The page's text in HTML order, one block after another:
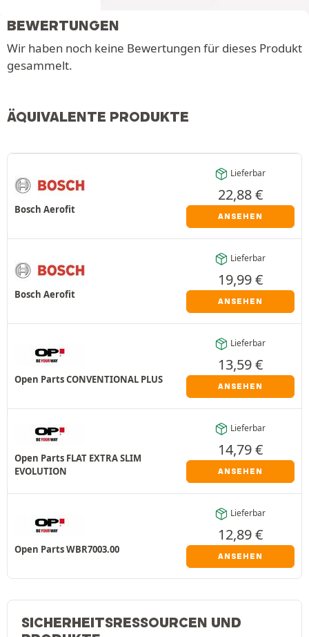
BEWERTUNGEN
Wir haben noch keine Bewertungen für dieses Produkt
gesammelt.
ÄQUIVALENTE PRODUKTE
Bosch Aerofit
Lieferbar
22,88€
ANSEHEN
Bosch Aerofit
Lieferbar
19,99€
ANSEHEN
Open Parts CONVENTIONAL PLUS
Lieferbar
13,59€
ANSEHEN
Open Parts FLAT EXTRA SLIM
EVOLUTION
Lieferbar
14,79€
ANSEHEN
Open Parts WBR7003.00
Lieferbar
12,89€
ANSEHEN
SICHERHEITSRESSOURCEN UND